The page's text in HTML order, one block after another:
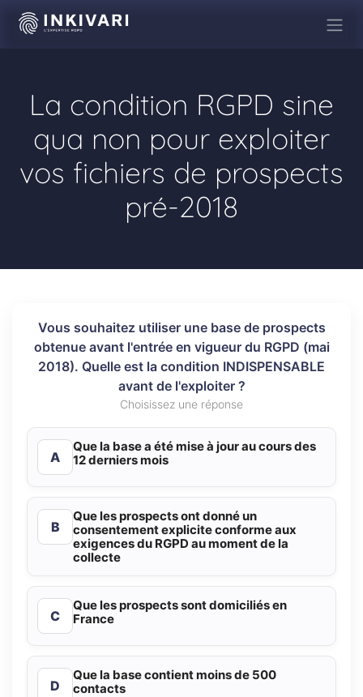
Se rendre au contenu
La condition RGPD sine
qua non pour exploiter
vos fichiers de prospects
pré-2018
Vous souhaitez utiliser une base de prospects
obtenue avant l'entrée en vigueur du RGPD (mai
2018). Quelle est la condition INDISPENSABLE
avant de l'exploiter ?
Choisissez une réponse
A
Que la base a été mise à jour au cours des
12 derniers mois
B
Que les prospects ont donné un
consentement explicite conforme aux
exigences du RGPD au moment de la
collecte
C
Que les prospects sont domiciliés en
France
D
Que la base contient moins de 500
contacts